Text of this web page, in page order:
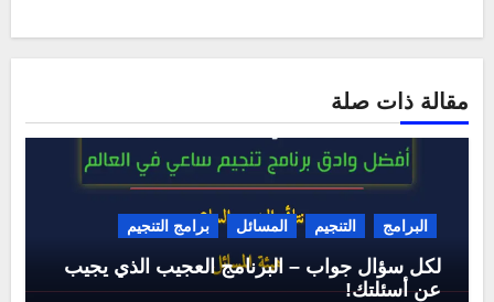
مقالة ذات صلة
البرامج التنجيم المسائل برامج التنجيم
لكل سؤال جواب – البرنامج العجيب الذي يجيب
عن أسئلتك!